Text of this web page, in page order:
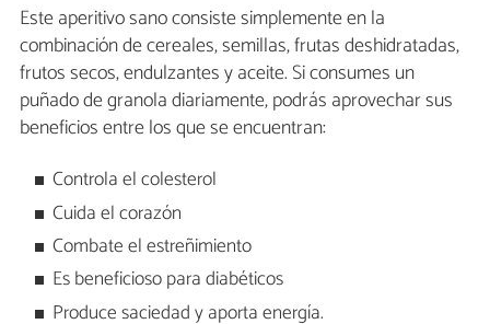
Este aperitivo sano consiste simplemente en la
combinación de cereales, semillas, frutas deshidratadas,
frutos secos, endulzantes y aceite. Si consumes un
puñado de granola diariamente, podrás aprovechar sus
beneficios entre los que se encuentran:
Controla el colesterol
Cuida el corazón
Combate el estreñimiento
Es beneficioso para diabéticos
Produce saciedad y aporta energía.